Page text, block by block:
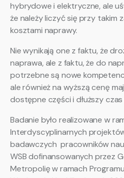
hybrydowe i elektryczne, ale
że należy liczyć się przy takim
kosztami naprawy.
Nie wynikają one z faktu, że
naprawa, ale z faktu, że do
potrzebne są nowe
ale również na wyższą cenę
dostępne części i dłuższy
Badanie było realizowane w
Interdyscyplinarnych
badawczych pracowników
WSB dofinansowanych przez
Metropolię w ramach